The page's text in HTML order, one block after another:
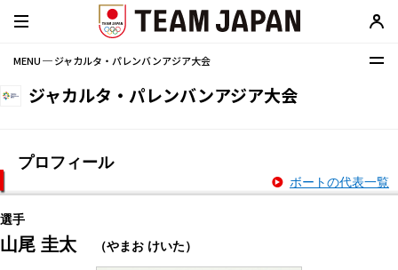
MENU ─ ジャカルタ・パレンバンアジア大会
ジャカルタ・パレンバンアジア大会
プロフィール
ボートの代表一覧
選手
山尾 圭太 （やまお けいた）